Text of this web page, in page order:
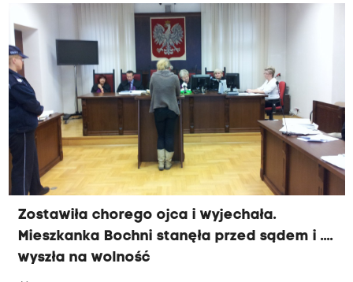
bo, jak powiedział Radiu Kraków, miał
uzasadnione podejrzenie choroby
nowotworowej. Niestety na początku roku do
przychodni nie trafiły odpowiednie druki.
Zostawiła chorego ojca i wyjechała.
Mieszkanka Bochni stanęła przed sądem i ....
wyszła na wolność